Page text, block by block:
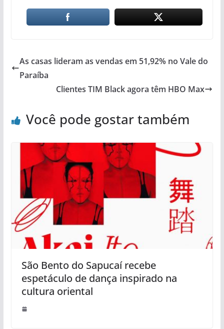
As casas lideram as vendas em 51,92% no Vale do
Paraíba
Clientes TIM Black agora têm HBO Max
Você pode gostar também
São Bento do Sapucaí recebe
espetáculo de dança inspirado na
cultura oriental